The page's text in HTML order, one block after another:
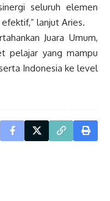
seluruh elemen
lanjut Aries.
Juara Umum,
pelajar yang mampu
Indonesia ke level